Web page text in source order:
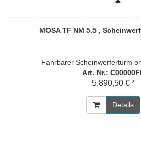
MOSA TF NM 5.5 ,
Fahrbarer Scheinwerferturm
Art. Nr.:
5.890,50 € *
Details